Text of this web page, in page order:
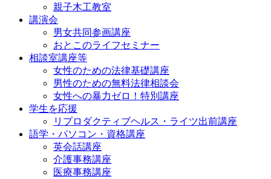
親子木工教室
講演会
男女共同参画講座
おとこのライフセミナー
相談室講座等
女性のための法律基礎講座
男性のための無料法律相談会
女性への暴力ゼロ！特別講座
学生を応援
リプロダクティブヘルス・ライツ出前講座
語学・パソコン・資格講座
英会話講座
介護事務講座
医療事務講座